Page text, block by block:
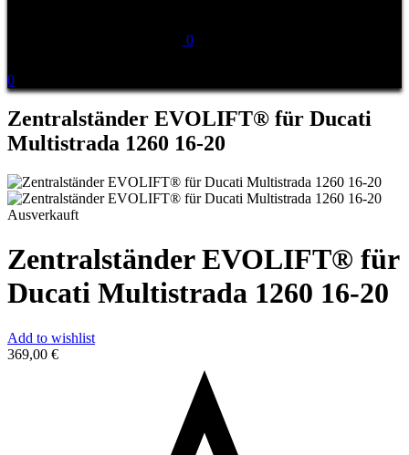
0
0
Zentralständer EVOLIFT® für Ducati
Multistrada 1260 16-20
Ausverkauft
Zentralständer EVOLIFT® für
Ducati Multistrada 1260 16-20
Add to wishlist
369,00 €